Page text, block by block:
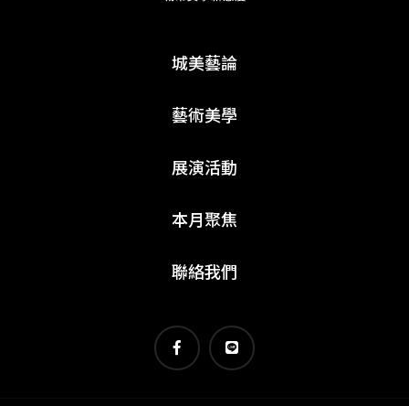
城美藝論
藝術美學
展演活動
本月聚焦
聯絡我們